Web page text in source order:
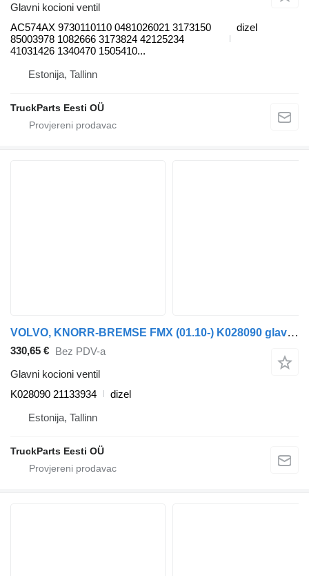
Glavni kocioni ventil
AC574AX 9730110110 0481026021 3173150
85003978 1082666 3173824 42125234
41031426 1340470 1505410...
dizel
Estonija, Tallinn
TruckParts Eesti OÜ
VOLVO, KNORR-BREMSE FMX (01.10-) K028090 glavni kocioni ventil za Volvo FM7-FM12, FM, FMX (1998-2014) tegljača
330,65 € Bez PDV-a
Glavni kocioni ventil
K028090 21133934
dizel
Estonija, Tallinn
TruckParts Eesti OÜ